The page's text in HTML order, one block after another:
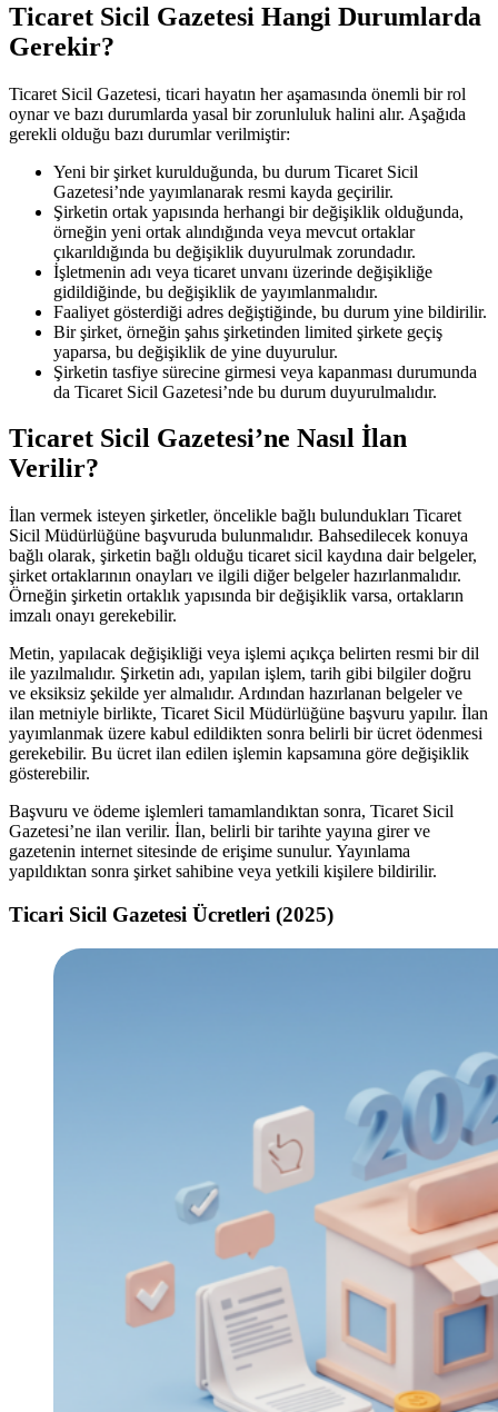
Ticaret Sicil Gazetesi Hangi Durumlarda
Gerekir?
Ticaret Sicil Gazetesi, ticari hayatın her aşamasında önemli bir rol
oynar ve bazı durumlarda yasal bir zorunluluk halini alır. Aşağıda
gerekli olduğu bazı durumlar verilmiştir:
Yeni bir şirket kurulduğunda, bu durum Ticaret Sicil
Gazetesi’nde yayımlanarak resmi kayda geçirilir.
Şirketin ortak yapısında herhangi bir değişiklik olduğunda,
örneğin yeni ortak alındığında veya mevcut ortaklar
çıkarıldığında bu değişiklik duyurulmak zorundadır.
İşletmenin adı veya ticaret unvanı üzerinde değişikliğe
gidildiğinde, bu değişiklik de yayımlanmalıdır.
Faaliyet gösterdiği adres değiştiğinde, bu durum yine bildirilir.
Bir şirket, örneğin şahıs şirketinden limited şirkete geçiş
yaparsa, bu değişiklik de yine duyurulur.
Şirketin tasfiye sürecine girmesi veya kapanması durumunda
da Ticaret Sicil Gazetesi’nde bu durum duyurulmalıdır.
Ticaret Sicil Gazetesi’ne Nasıl İlan
Verilir?
İlan vermek isteyen şirketler, öncelikle bağlı bulundukları Ticaret
Sicil Müdürlüğüne başvuruda bulunmalıdır. Bahsedilecek konuya
bağlı olarak, şirketin bağlı olduğu ticaret sicil kaydına dair belgeler,
şirket ortaklarının onayları ve ilgili diğer belgeler hazırlanmalıdır.
Örneğin şirketin ortaklık yapısında bir değişiklik varsa, ortakların
imzalı onayı gerekebilir.
Metin, yapılacak değişikliği veya işlemi açıkça belirten resmi bir dil
ile yazılmalıdır. Şirketin adı, yapılan işlem, tarih gibi bilgiler doğru
ve eksiksiz şekilde yer almalıdır. Ardından hazırlanan belgeler ve
ilan metniyle birlikte, Ticaret Sicil Müdürlüğüne başvuru yapılır. İlan
yayımlanmak üzere kabul edildikten sonra belirli bir ücret ödenmesi
gerekebilir. Bu ücret ilan edilen işlemin kapsamına göre değişiklik
gösterebilir.
Başvuru ve ödeme işlemleri tamamlandıktan sonra, Ticaret Sicil
Gazetesi’ne ilan verilir. İlan, belirli bir tarihte yayına girer ve
gazetenin internet sitesinde de erişime sunulur. Yayınlama
yapıldıktan sonra şirket sahibine veya yetkili kişilere bildirilir.
Ticari Sicil Gazetesi Ücretleri (2025)